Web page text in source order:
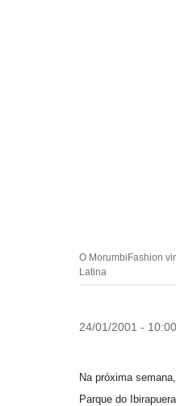
O MorumbiFashion
Latina
24/01/2001 - 10:00
Na próxima
Parque do